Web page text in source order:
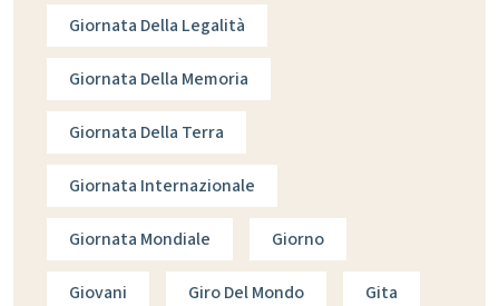
Giornata Della Legalità
Giornata Della Memoria
Giornata Della Terra
Giornata Internazionale
Giornata Mondiale Giorno
Giovani Giro Del Mondo Gita